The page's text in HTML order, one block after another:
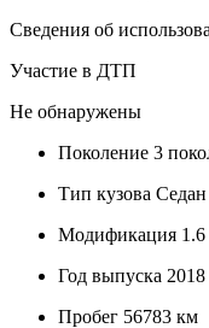
Сведения об
Участие в ДТП
Не обнаружены
Поколение 3
Тип кузова Седан
Модификация
Год выпуска 2018
Пробег 56783 км